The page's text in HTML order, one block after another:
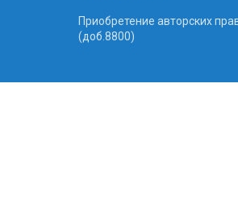
Приобретение авторских
(доб.8800)